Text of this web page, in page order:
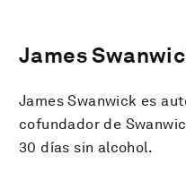
James
James Swanwick es
cofundador de
30 días sin alcohol.